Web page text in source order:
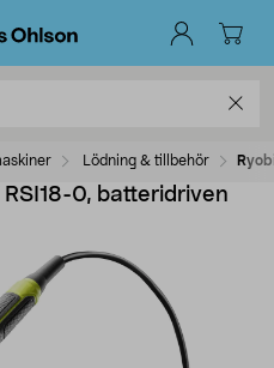
Lödning & tillbehör
RSI18-0, batteridriven